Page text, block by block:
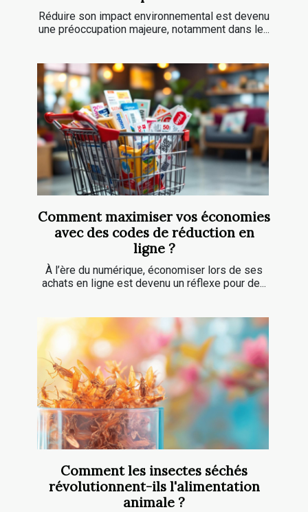
Réduire son impact environnemental est devenu
une préoccupation majeure, notamment dans le...
Comment maximiser vos économies
avec des codes de réduction en
ligne ?
À l’ère du numérique, économiser lors de ses
achats en ligne est devenu un réflexe pour de...
Comment les insectes séchés
révolutionnent-ils l'alimentation
animale ?